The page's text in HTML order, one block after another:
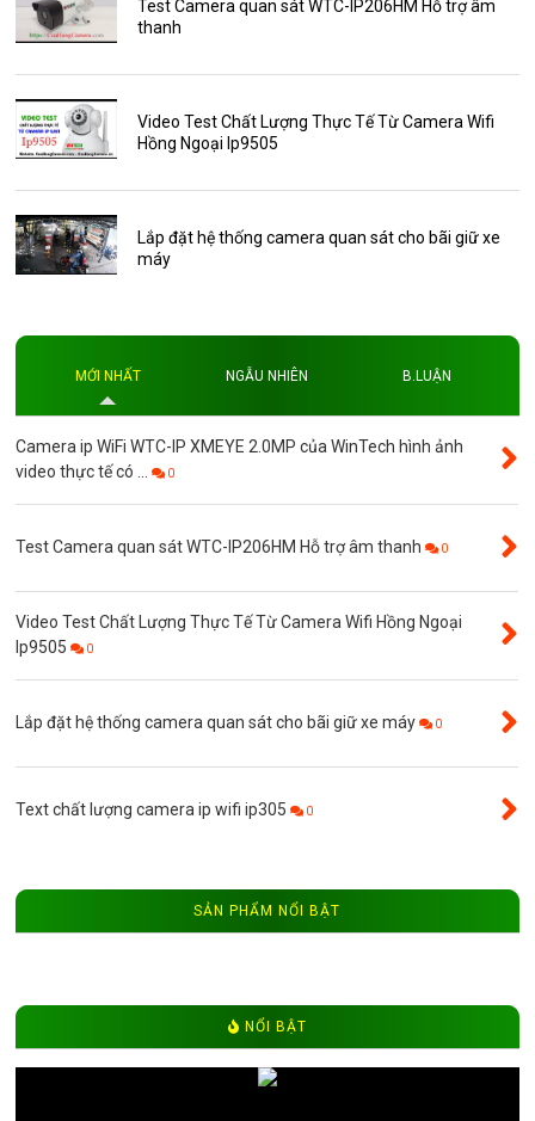
Pin Sạc dự phòng AKwell
Thông báo
Thẻ nhớ 16GB
Thẻ nhớ 32GB
Thẻ nhớ 64GB
Thẻ nhớ AKwell
Thủ thuật
Độ phân giải
Độ phân giải 4MP
Test Camera quan sát WTC-IP206HM Hỗ trợ âm
thanh
Video Test Chất Lượng Thực Tế Từ Camera Wifi
Hồng Ngoại Ip9505
Lắp đặt hệ thống camera quan sát cho bãi giữ xe
máy
MỚI NHẤT NGẪU NHIÊN B.LUẬN
Camera ip WiFi WTC-IP XMEYE 2.0MP của WinTech hình ảnh
video thực tế có ...
0
Test Camera quan sát WTC-IP206HM Hỗ trợ âm thanh 0
Video Test Chất Lượng Thực Tế Từ Camera Wifi Hồng Ngoại
Ip9505
0
Lắp đặt hệ thống camera quan sát cho bãi giữ xe máy 0
Text chất lượng camera ip wifi ip305 0
SẢN PHẨM NỔI BẬT
NỔI BẬT